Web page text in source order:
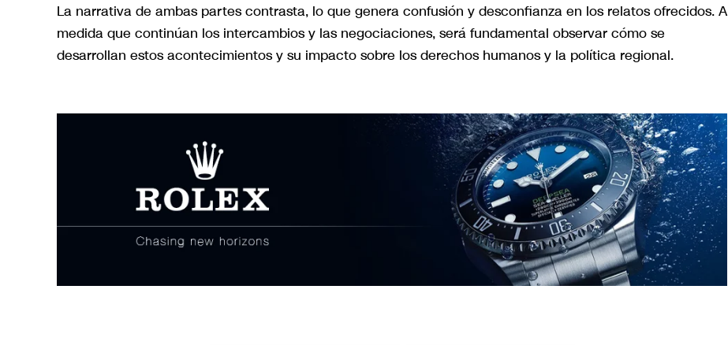
La narrativa de ambas partes contrasta, lo que genera confusión y desconfianza en los relatos ofrecidos. A
medida que continúan los intercambios y las negociaciones, será fundamental observar cómo se
desarrollan estos acontecimientos y su impacto sobre los derechos humanos y la política regional.